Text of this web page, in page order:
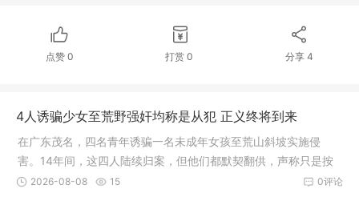
点赞0 打赏0 分享 4
4人诱骗少女至荒野强奸均称是从犯 正义终将到来
在广东茂名，四名青年诱骗一名未成年女孩至荒山斜坡实施侵
害。14年间，这四人陆续归案，但他们都默契翻供，声称只是按
住手脚并未施暴。被害人描述的“一人长发、一人脸有痣”成为破局
0评论
2026-08-08 15